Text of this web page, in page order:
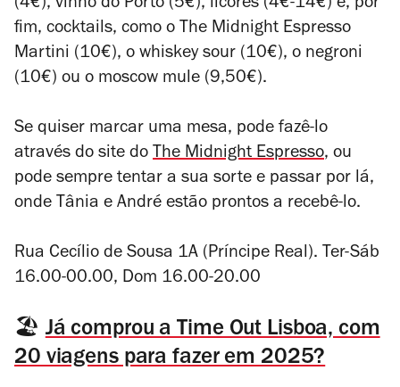
(4€), vinho do Porto (5€), licores (4€-14€) e, por
fim, cocktails, como o The Midnight Espresso
Martini (10€), o whiskey sour (10€), o negroni
(10€) ou o moscow mule (9,50€).
Se quiser marcar uma mesa, pode fazê-lo
através do site do The Midnight Espresso, ou
pode sempre tentar a sua sorte e passar por lá,
onde Tânia e André estão prontos a recebê-lo.
Rua Cecílio de Sousa 1A (Príncipe Real). Ter-Sáb
16.00-00.00, Dom 16.00-20.00
🏖️ Já comprou a Time Out Lisboa, com
20 viagens para fazer em 2025?